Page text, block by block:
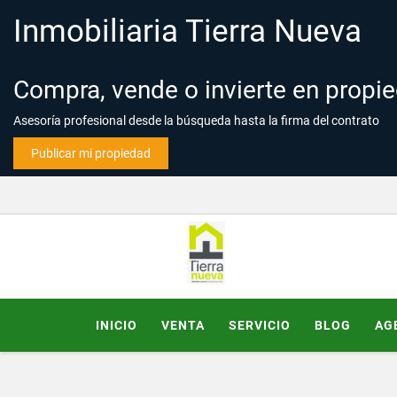
Inmobiliaria Tierra Nueva
Compra, vende o invierte en
Asesoría profesional desde la búsqueda hasta la firma del contrato
Publicar mi propiedad
INICIO VENTA SERVICIO BLOG